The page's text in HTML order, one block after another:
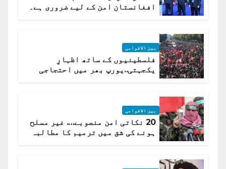
افغانستان امن کے لیے ضروری ہے۔
بین الاقوامی
فلسطینیوں کے ساتھ اظہارِ
یکجہتی..یورپ بھر میں احتجاجی
بین الاقوامی
20 نکاتی امن منصوبے…. غیر مسلح
ہونے کی شق میں ترمیم کا مطالبہ